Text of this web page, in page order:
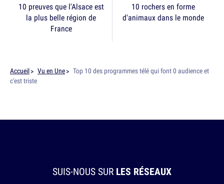
10 preuves que l'Alsace est
la plus belle région de
France
10 rochers en forme
d'animaux dans le monde
Accueil Vu en Une
Top 10 des programmes télé qui font 0 audience et
c'est triste
SUIS-NOUS SUR LES RÉSEAUX